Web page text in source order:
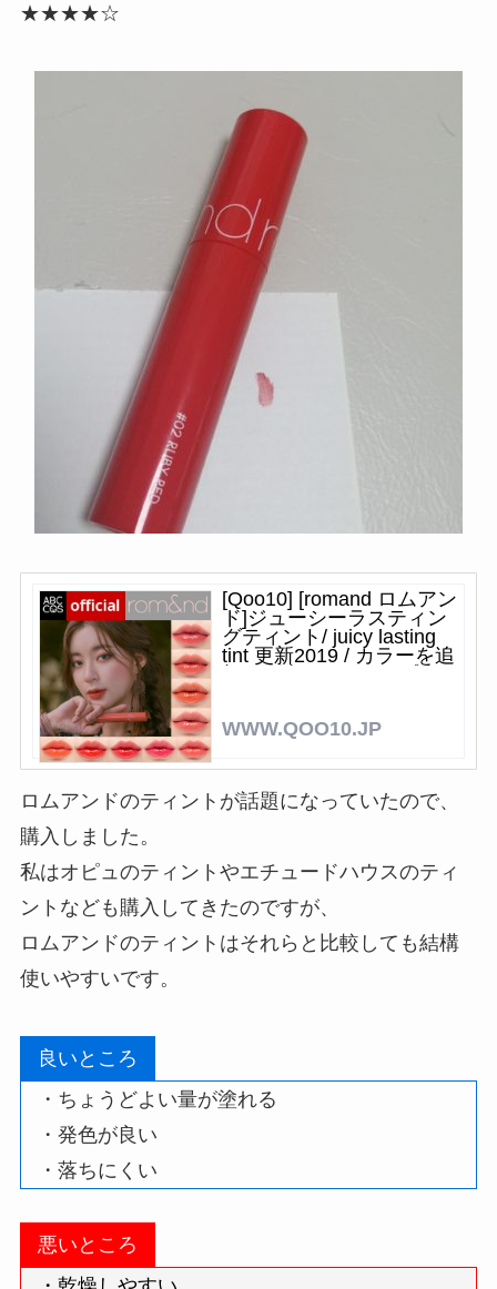
★★★★☆
[Qoo10] [romand ロムアン
ド]ジューシーラスティン
グティント/ juicy lasting
tint 更新2019 / カラーを追
WWW.QOO10.JP
ロムアンドのティントが話題になっていたので、
購入しました。
私はオピュのティントやエチュードハウスのティ
ントなども購入してきたのですが、
ロムアンドのティントはそれらと比較しても結構
使いやすいです。
良いところ
・ちょうどよい量が塗れる
・発色が良い
・落ちにくい
悪いところ